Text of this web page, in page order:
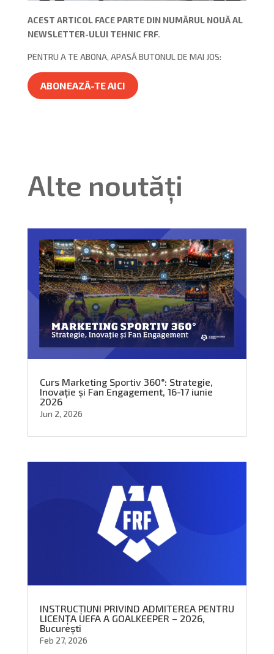
ACEST ARTICOL FACE PARTE DIN NUMĂRUL NOUĂ AL
NEWSLETTER-ULUI TEHNIC FRF.
PENTRU A TE ABONA, APASĂ BUTONUL DE MAI JOS:
ABONEAZĂ-TE AICI
Alte noutăți
Curs Marketing Sportiv 360°: Strategie,
Inovație și Fan Engagement, 16-17 iunie
2026
Jun 2, 2026
INSTRUCȚIUNI PRIVIND ADMITEREA PENTRU
LICENȚA UEFA A GOALKEEPER – 2026,
București
Feb 27, 2026